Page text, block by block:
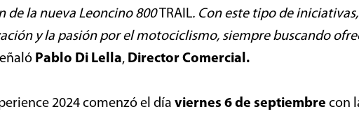
de la nueva Leoncino 800 TRAIL. Con este tipo de
y la pasión por el motociclismo, siempre buscando
Pablo Di Lella, Director Comercial.
2024 comenzó el día viernes 6 de septiembre con